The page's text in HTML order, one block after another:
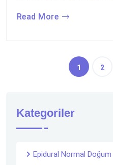
Read More
1 2
Kategoriler
Epidural Normal Doğum